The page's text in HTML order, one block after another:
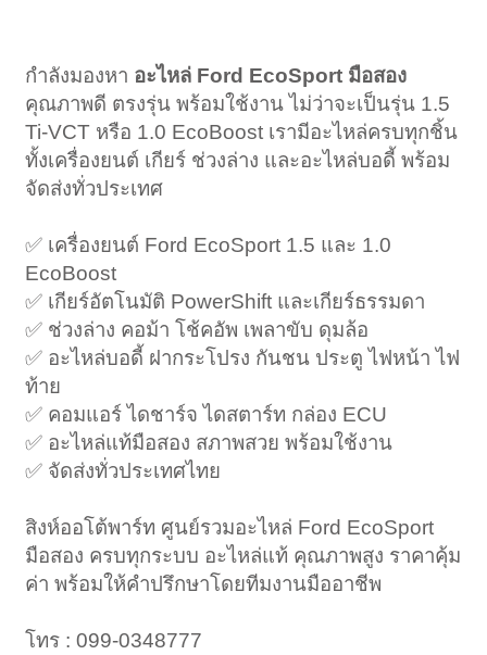
กำลังมองหา อะไหล่ Ford EcoSport มือสอง
คุณภาพดี ตรงรุ่น พร้อมใช้งาน ไม่ว่าจะเป็นรุ่น 1.5
Ti-VCT หรือ 1.0 EcoBoost เรามีอะไหล่ครบทุกชิ้น
ทั้งเครื่องยนต์ เกียร์ ช่วงล่าง และอะไหล่บอดี้ พร้อม
จัดส่งทั่วประเทศ
✅ เครื่องยนต์ Ford EcoSport 1.5 และ 1.0
EcoBoost
✅ เกียร์อัตโนมัติ PowerShift และเกียร์ธรรมดา
✅ ช่วงล่าง คอม้า โช้คอัพ เพลาขับ ดุมล้อ
✅ อะไหล่บอดี้ ฝากระโปรง กันชน ประตู ไฟหน้า ไฟ
ท้าย
✅ คอมแอร์ ไดชาร์จ ไดสตาร์ท กล่อง ECU
✅ อะไหล่แท้มือสอง สภาพสวย พร้อมใช้งาน
✅ จัดส่งทั่วประเทศไทย
สิงห์ออโต้พาร์ท ศูนย์รวมอะไหล่ Ford EcoSport
มือสอง ครบทุกระบบ อะไหล่แท้ คุณภาพสูง ราคาคุ้ม
ค่า พร้อมให้คำปรึกษาโดยทีมงานมืออาชีพ
โทร : 099-0348777